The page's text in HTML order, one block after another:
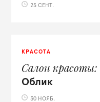
25 СЕНТ.
КРАСОТА
Салон красоты
Облик
30 НОЯБ.